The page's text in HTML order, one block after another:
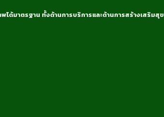
ด้มาตรฐาน ทั้งด้านการบริการและด้านการสร้างเสริมสุข